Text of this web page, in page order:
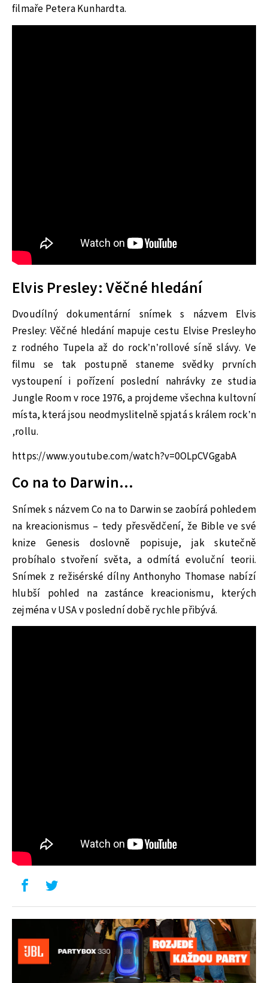
filmaře Petera Kunhardta.
Elvis Presley: Věčné hledání
Dvoudílný dokumentární snímek s názvem Elvis
Presley: Věčné hledání mapuje cestu Elvise Presleyho
z rodného Tupela až do rock’n’rollové síně slávy. Ve
filmu se tak postupně staneme svědky prvních
vystoupení i pořízení poslední nahrávky ze studia
Jungle Room v roce 1976, a projdeme všechna kultovní
místa, která jsou neodmyslitelně spjatá s králem rock’n
‚rollu.
https://www.youtube.com/watch?v=0OLpCVGgabA
Co na to Darwin…
Snímek s názvem Co na to Darwin se zaobírá pohledem
na kreacionismus – tedy přesvědčení, že Bible ve své
knize Genesis doslovně popisuje, jak skutečně
probíhalo stvoření světa, a odmítá evoluční teorii.
Snímek z režisérské dílny Anthonyho Thomase nabízí
hlubší pohled na zastánce kreacionismu, kterých
zejména v USA v poslední době rychle přibývá.